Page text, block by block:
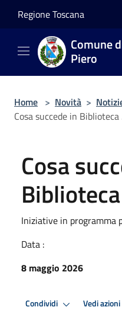
Regione Toscana
Comune
Piero
Home > Novità >
Cosa succede in Biblioteca
Cosa
Iniziative in programma
Data :
8 maggio 2026
Condividi Vedi azioni